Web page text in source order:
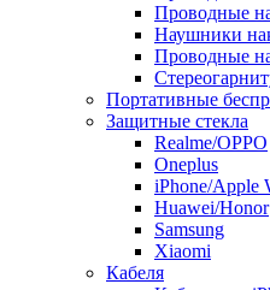
Проводные
Наушники
Проводные
Портативные
Защитные стекла
Realme/OPPO
Oneplus
iPhone/Apple
Huawei/Honor
Samsung
Xiaomi
Кабеля